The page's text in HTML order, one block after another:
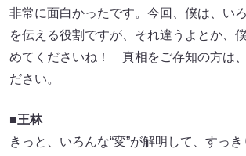
非常に面白かったです。今回、僕は、い
を伝える役割ですが、それ違うよとか、
めてくださいね！ 真相をご存知の方は、
ださい。
■王林
きっと、いろんな“変”が解明して、すっ